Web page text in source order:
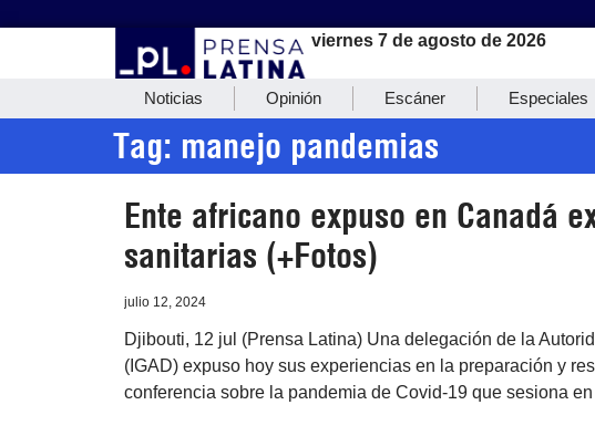
viernes 7 de agosto de 2026
Noticias Opinión Escáner Especiales
Tag: manejo pandemias
Ente africano expuso en Canadá
sanitarias (+Fotos)
julio 12, 2024
Djibouti, 12 jul (Prensa Latina) Una delegación de la
(IGAD) expuso hoy sus experiencias en la preparación y
conferencia sobre la pandemia de Covid-19 que sesiona